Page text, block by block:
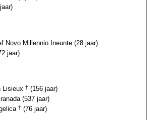
Novo Millennio Ineunte (28 jaar)
jaar)
Lisieux † (156 jaar)
(537 jaar)
† (76 jaar)